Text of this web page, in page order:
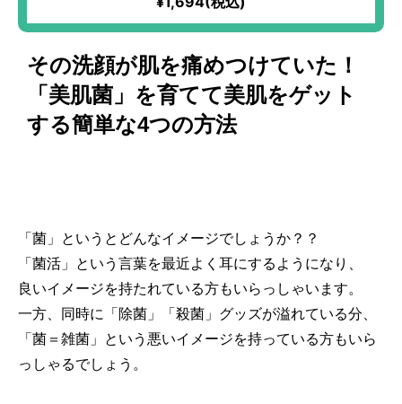
その洗顔が肌を痛めつけていた！
「美肌菌」を育てて美肌をゲット
する簡単な4つの方法
「菌」というとどんなイメージでしょうか？？
「菌活」という言葉を最近よく耳にするようになり、
良いイメージを持たれている方もいらっしゃいます。
一方、同時に「除菌」「殺菌」グッズが溢れている分、
「菌＝雑菌」という悪いイメージを持っている方もいら
っしゃるでしょう。